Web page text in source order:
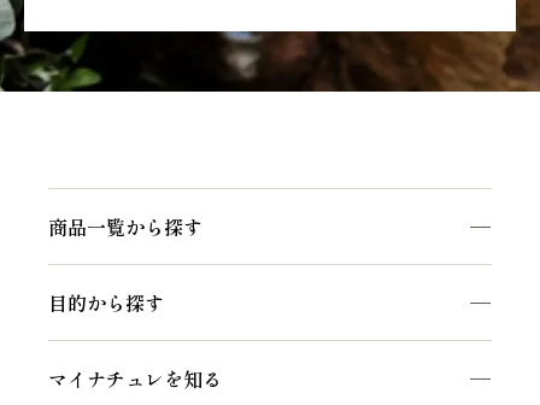
商品一覧から探す
マイナチュレシリーズ
サポートアイテム
目的から探す
ヘアケア
マイナチュレを知る